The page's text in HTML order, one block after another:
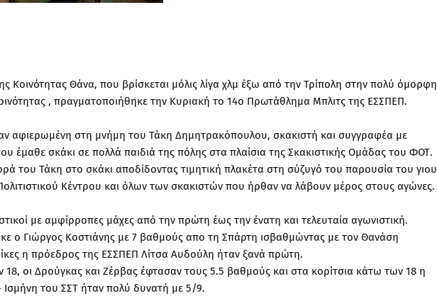
Κοινότητας Θάνα, που βρίσκεται μόλις λίγα χλμ έξω από την Τρίπολη στην πολύ όμορφη
, πραγματοποιήθηκε την Κυριακή το 14ο Πρωτάθλημα Μπλιτς της ΕΣΣΠΕΠ.
αφιερωμένη στη μνήμη του Τάκη Δημητρακόπουλου, σκακιστή και συγγραφέα με
έμαθε σκάκι σε πολλά παιδιά της πόλης στα πλαίσια της Σκακιστικής Ομάδας του ΦΟΤ.
του Τάκη στο σκάκι αποδίδοντας τιμητική πλακέτα στη σύζυγό του παρουσία του γιου
Κέντρου και όλων των σκακιστών που ήρθαν να λάβουν μέρος στους αγώνες.
με αμφίρροπες μάχες από την πρώτη έως την ένατη και τελευταία αγωνιστική.
ο Γιώργος Κοστιάνης με 7 βαθμούς απο τη Σπάρτη ισβαθμώντας με τον Θανάση
η πρόεδρος της ΕΣΣΠΕΠ Λίτσα Αυδούλη ήταν ξανά πρώτη.
18, οι Δρούγκας και Ζέρβας έφτασαν τους 5.5 βαθμούς και στα κορίτσια κάτω των 18 η
του ΣΣΤ ήταν πολύ δυνατή με 5/9.